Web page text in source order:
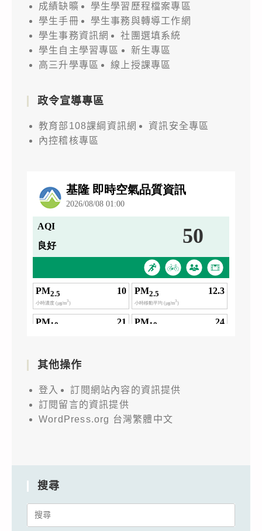
成績缺曠
學生學習歷程檔案專區
學生手冊
學生事務與轉導工作網
學生事務資訊網
社團選填系統
學生自主學習專區
新生專區
高三升學專區
線上授課專區
政令宣導專區
教育部108課綱資訊網
資訊安全專區
內控稽核專區
其他操作
登入
訂閱網站內容的資訊提供
訂閱留言的資訊提供
WordPress.org 台灣繁體中文
搜尋
Search